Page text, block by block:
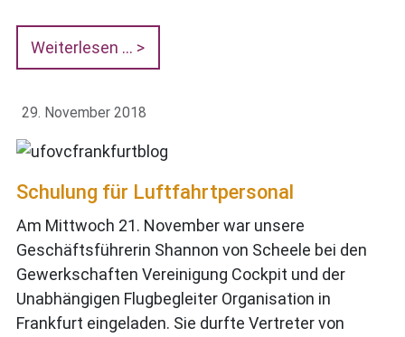
Weiterlesen …
29. November 2018
Schulung für Luftfahrtpersonal
Am Mittwoch 21. November war unsere
Geschäftsführerin Shannon von Scheele bei den
Gewerkschaften Vereinigung Cockpit und der
Unabhängigen Flugbegleiter Organisation in
Frankfurt eingeladen. Sie durfte Vertreter von